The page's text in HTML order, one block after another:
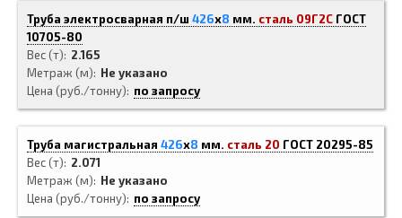
Труба электросварная п/ш 426x8 мм. сталь 09Г2С ГОСТ
10705-80
Вес (т)
2.165
Метраж (м)
Не указано
Цена (руб./тонну)
по запросу
Труба магистральная 426x8 мм. сталь 20 ГОСТ 20295-85
Вес (т)
2.071
Метраж (м)
Не указано
Цена (руб./тонну)
по запросу